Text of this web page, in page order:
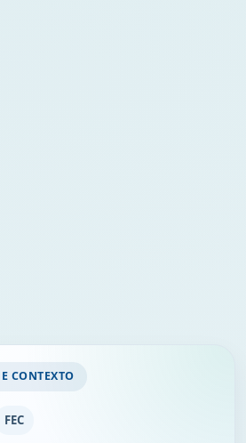
CONTEXTO
FEC